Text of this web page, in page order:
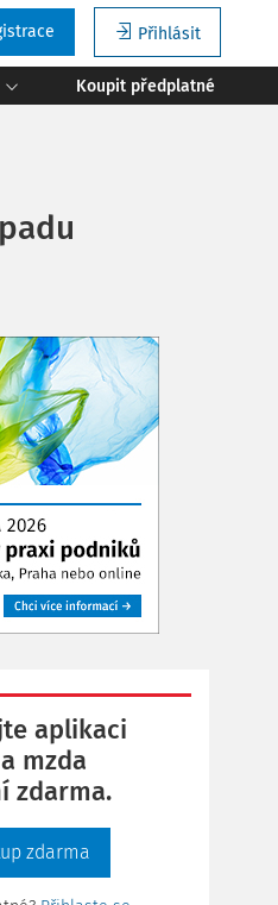
Přihlásit
Koupit předplatné
aplikaci
mzda
zdarma.
zdarma